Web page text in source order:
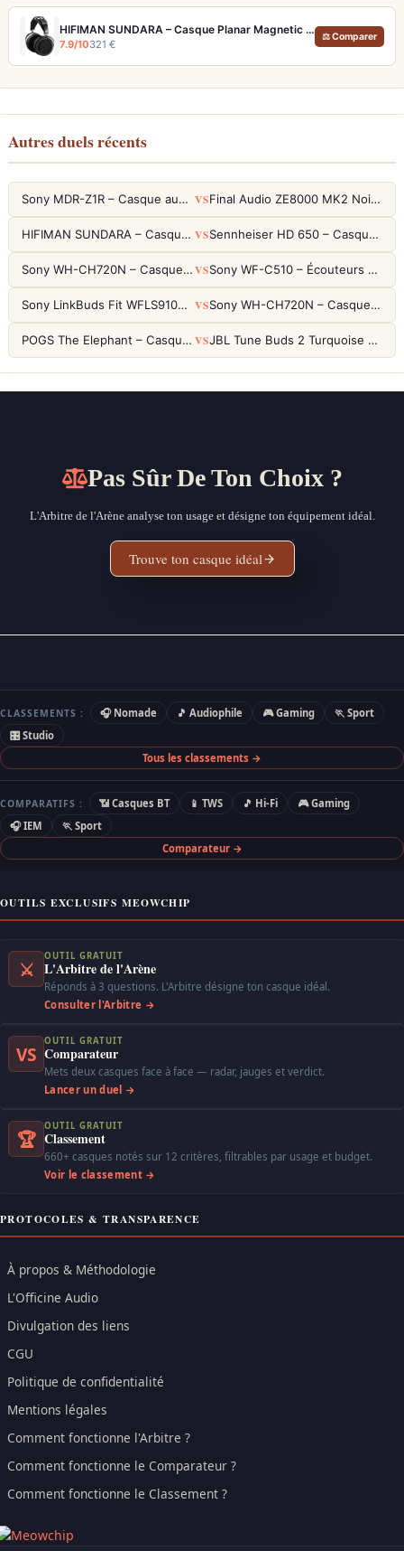
HIFIMAN SUNDARA – Casque Planar Magnetic Ouvert Over-Ear Audiophile
7.9/10321 €
⚖ Comparer
Autres duels récents
Sony MDR-Z1R – Casque audiophile fermé haute résolution VS Final Audio ZE8000 MK2 Noir – Écouteurs True Wireless audiophiles 8K Sound
HIFIMAN SUNDARA – Casque Planar Magnetic Ouvert Over-Ear Audiophile VS Sennheiser HD 650 – Casque audiophile ouvert pour l'écoute analytique
Sony WH-CH720N – Casque ANC 35h, Ultra-léger (192g) avec Processeur V1 VS Sony WF-C510 – Écouteurs True Wireless compacts, autonomie 22h et multipoint
Sony LinkBuds Fit WFLS910NW Blanc – Écouteurs Sport Ailes ANC VS Sony WH-CH720N – Casque ANC 35h, Ultra-léger (192g) avec Processeur V1
POGS The Elephant – Casque Filaire Enfants 85dB POGS-Safe™ (Éco-Responsable) VS JBL Tune Buds 2 Turquoise – Écouteurs True Wireless avec ANC et autonomie 48h
Pas Sûr De Ton Choix ?
L'Arbitre de l'Arène analyse ton usage et désigne ton équipement idéal.
Trouve ton casque idéal
CLASSEMENTS : 🎧 Nomade 🎵 Audiophile 🎮 Gaming
🏃 Sport
🎛 Studio
Tous les classements →
COMPARATIFS : 📶 Casques BT 📱 TWS 🎵 Hi-Fi
🎮 Gaming
🎧 IEM
🏃 Sport
Comparateur →
OUTILS EXCLUSIFS MEOWCHIP
⚔
OUTIL GRATUIT
L'Arbitre de l'Arène
Réponds à 3 questions. L'Arbitre désigne ton casque idéal.
Consulter l'Arbitre →
VS
OUTIL GRATUIT
Comparateur
Mets deux casques face à face — radar, jauges et verdict.
Lancer un duel →
🏆
OUTIL GRATUIT
Classement
660+ casques notés sur 12 critères, filtrables par usage et budget.
Voir le classement →
PROTOCOLES & TRANSPARENCE
À propos & Méthodologie
L'Officine Audio
Divulgation des liens
CGU
Politique de confidentialité
Mentions légales
Comment fonctionne l'Arbitre ?
Comment fonctionne le Comparateur ?
Comment fonctionne le Classement ?